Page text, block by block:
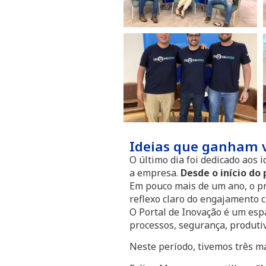
Ideias que ganham
O último dia foi dedicado aos
a empresa. Desde o início
Em pouco mais de um ano, o
reflexo claro do engajamento
O Portal de Inovação é um
processos, segurança,
Neste período, tivemos três